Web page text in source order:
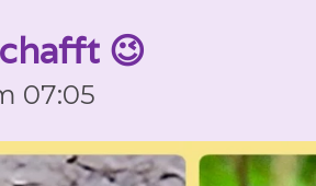
😉
07:05